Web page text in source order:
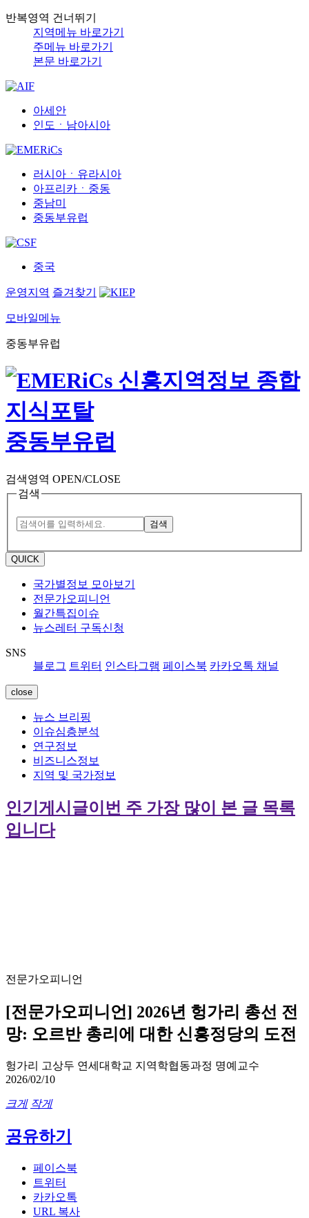
반복영역 건너뛰기
지역메뉴 바로가기
주메뉴 바로가기
본문 바로가기
아세안
인도ㆍ남아시아
러시아ㆍ유라시아
아프리카ㆍ중동
중남미
중동부유럽
중국
운영지역 즐겨찾기
모바일메뉴
중동부유럽
중동부유럽
검색영역 OPEN/CLOSE
검색
검색
QUICK
국가별정보 모아보기
전문가오피니언
월간특집이슈
뉴스레터 구독신청
SNS
블로그 트위터 인스타그램 페이스북 카카오톡 채널
close
뉴스 브리핑
이슈심층분석
연구정보
비즈니스정보
지역 및 국가정보
인기게시글이번 주 가장 많이 본 글 목록
입니다
전문가오피니언
[전문가오피니언] 2026년 헝가리 총선 전
망: 오르반 총리에 대한 신흥정당의 도전
헝가리 고상두 연세대학교 지역학협동과정 명예교수
2026/02/10
크게 작게
공유하기
페이스북
트위터
카카오톡
URL 복사